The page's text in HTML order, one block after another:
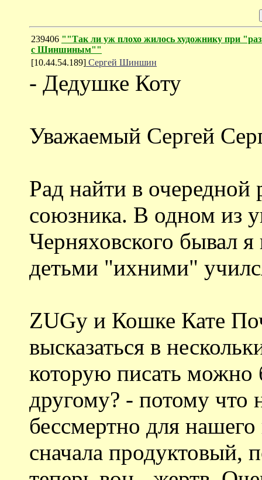
239406 ""Так ли уж плохо жилось художнику при
с Шиншиным""
[10.44.54.189] Сергей Шиншин
- Дедушке Коту
Уважаемый Сергей
Рад найти в
союзника. В одном из
Черняховского бывал
детьми "ихними"
ZUGу и Кошке Кате
высказаться в
которую писать
другому? - потому что
бессмертно для
сначала продуктовый,